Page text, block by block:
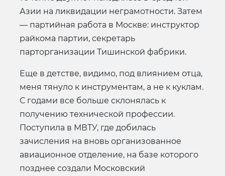
Азии на ликвидации неграмотности. Затем
— партийная работа в Москве: инструктор
райкома партии, секретарь
парторганизации Тишинской фабрики.
Еще в детстве, видимо, под влиянием отца,
меня тянуло к инструментам, а не к куклам.
С годами все больше склонялась к
получению технической профессии.
Поступила в МВТУ, где добилась
зачисления на вновь организованное
авиационное отделение, на базе которого
позднее создали Московский